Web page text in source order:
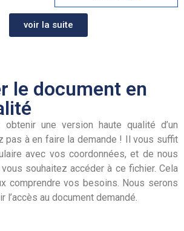
voir la suite
le document en
une version haute qualité d’un
pas à en faire la demande ! Il vous suffit
avec vos coordonnées, et de nous
souhaitez accéder à ce fichier. Cela
comprendre vos besoins. Nous serons
l’accès au document demandé.